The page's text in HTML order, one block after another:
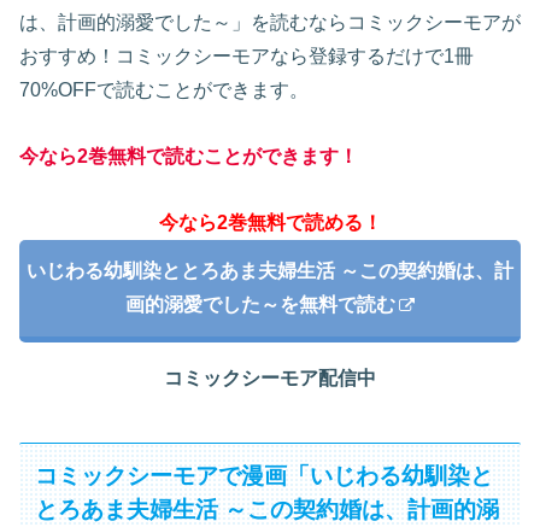
は、計画的溺愛でした～」を読むならコミックシーモアが
おすすめ！コミックシーモアなら登録するだけで1冊
70%OFFで読むことができます。
今なら2巻無料で読むことができます！
今なら2巻無料で読める！
いじわる幼馴染ととろあま夫婦生活 ～この契約婚は、計
画的溺愛でした～を無料で読む
コミックシーモア配信中
コミックシーモアで漫画「いじわる幼馴染と
とろあま夫婦生活 ～この契約婚は、計画的溺